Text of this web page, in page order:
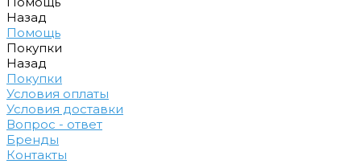
Назад
Помощь
Покупки
Назад
Покупки
Условия оплаты
Условия доставки
Вопрос - ответ
Бренды
Контакты